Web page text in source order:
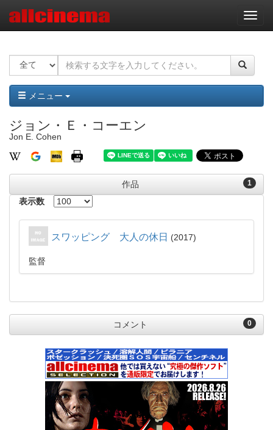
ナ
ビ
ー
ョ
ン
メニュー
ジョン・Ｅ・コーエン
Jon E. Cohen
1
作品
表示数
スワッピング 大人の休日 2017
監督
0
コメント